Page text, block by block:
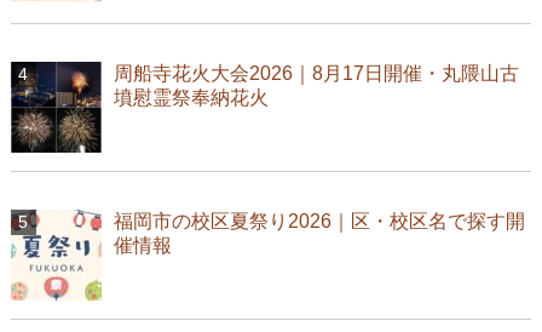
周船寺花火大会2026｜8月17日開催・丸隈山古
墳慰霊祭奉納花火
福岡市の校区夏祭り2026｜区・校区名で探す開
催情報